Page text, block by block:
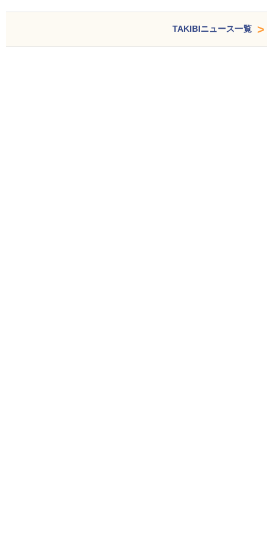
TAKIBIニュース一覧